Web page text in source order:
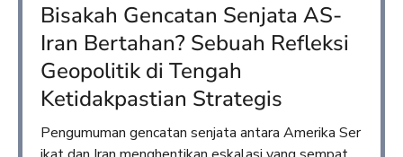
Bisakah Gencatan Senjata AS-
Iran Bertahan? Sebuah Refleksi
Geopolitik di Tengah
Ketidakpastian Strategis
Pengumuman gencatan senjata antara Amerika Ser